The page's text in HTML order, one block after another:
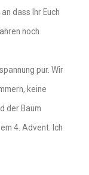
dass Ihr Euch
noch
pur. Wir
keine
der Baum
4. Advent. Ich